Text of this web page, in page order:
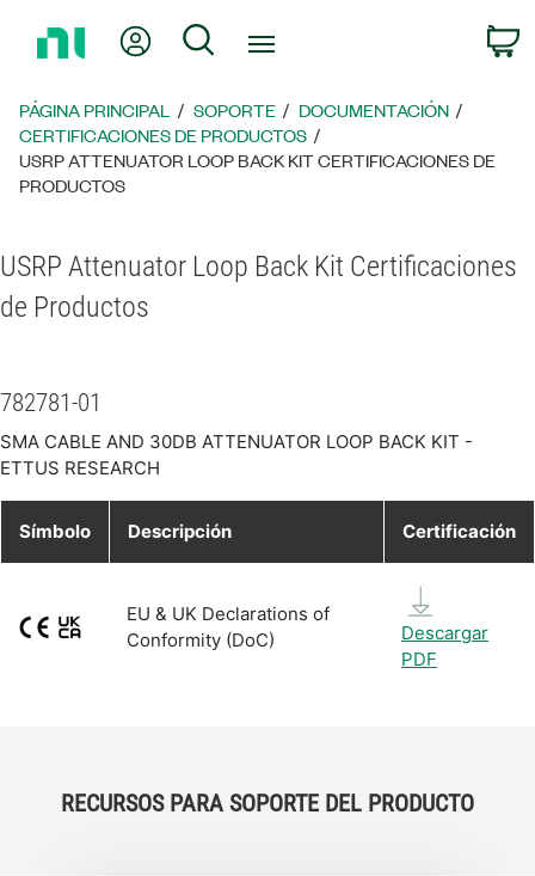
página
principal
Mi cuentaBúsqueda
PÁGINA PRINCIPAL SOPORTE
DOCUMENTACIÓN
CERTIFICACIONES DE PRODUCTOS
USRP ATTENUATOR LOOP BACK KIT CERTIFICACIONES DE
PRODUCTOS
USRP Attenuator Loop Back Kit Certificaciones
de Productos
782781-01
SMA CABLE AND 30DB ATTENUATOR LOOP BACK KIT -
ETTUS RESEARCH
Símbolo Descripción Certificación
EU & UK Declarations of
Conformity (DoC)
Descargar
PDF
RECURSOS PARA SOPORTE DEL PRODUCTO